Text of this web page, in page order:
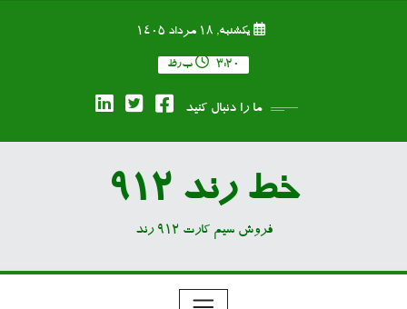
یکشنبه, ۱۸ مرداد ۱۴۰۵
۳:۲۰ ب٫ظ
ما را دنبال کنید
خط رند 912
فروش سیم کارت 912 رند